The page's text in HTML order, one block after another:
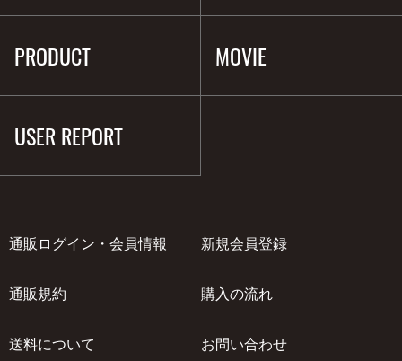
PRODUCT MOVIE
USER REPORT
通販ログイン・会員情報 新規会員登録
通販規約 購入の流れ
送料について お問い合わせ